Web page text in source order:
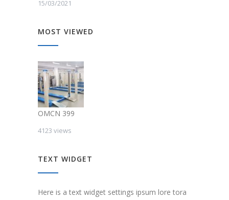
15/03/2021
MOST VIEWED
OMCN 399
4123 views
TEXT WIDGET
Here is a text widget settings ipsum lore tora